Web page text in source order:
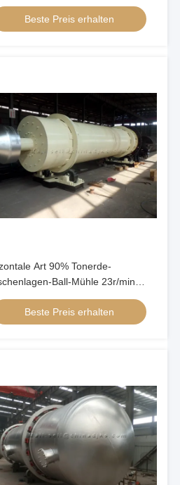
Beste Preis erhalten
Art 90% Tonerde-
Ball-Mühle 23r/min
Beste Preis erhalten